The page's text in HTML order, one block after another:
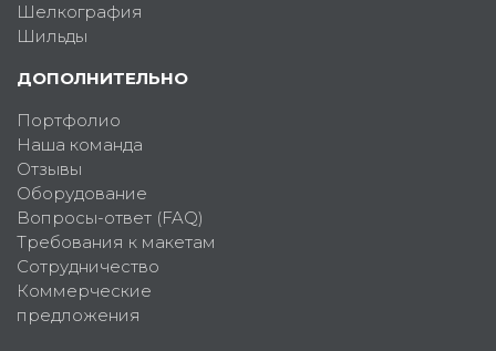
Шелкография
Шильды
ДОПОЛНИТЕЛЬНО
Портфолио
Наша команда
Отзывы
Оборудование
Вопросы-ответ (FAQ)
Требования к макетам
Сотрудничество
Коммерческие
предложения